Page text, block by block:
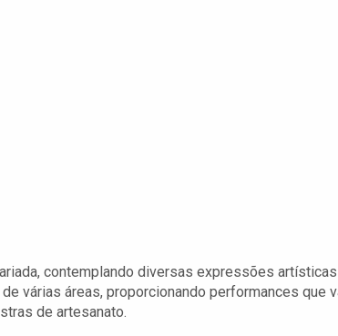
contemplando diversas expressões artísticas
várias áreas, proporcionando performances que
de artesanato.